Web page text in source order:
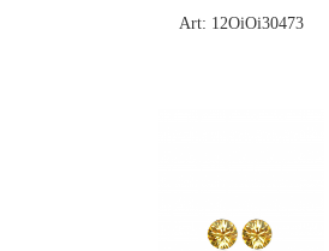
Art: 12OiOi30473